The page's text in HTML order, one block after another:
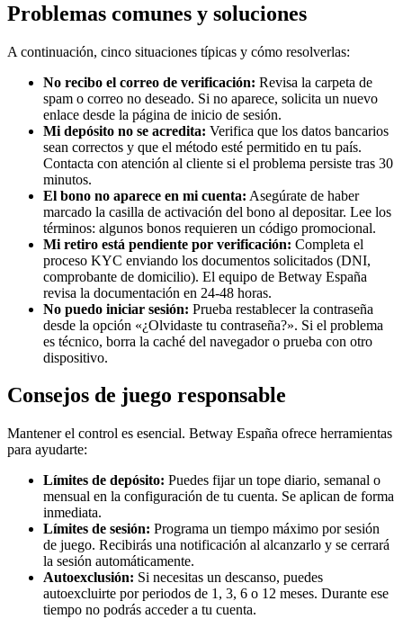
Problemas comunes y soluciones
A continuación, cinco situaciones típicas y cómo resolverlas:
No recibo el correo de verificación: Revisa la carpeta de
spam o correo no deseado. Si no aparece, solicita un nuevo
enlace desde la página de inicio de sesión.
Mi depósito no se acredita: Verifica que los datos bancarios
sean correctos y que el método esté permitido en tu país.
Contacta con atención al cliente si el problema persiste tras 30
minutos.
El bono no aparece en mi cuenta: Asegúrate de haber
marcado la casilla de activación del bono al depositar. Lee los
términos: algunos bonos requieren un código promocional.
Mi retiro está pendiente por verificación: Completa el
proceso KYC enviando los documentos solicitados (DNI,
comprobante de domicilio). El equipo de Betway España
revisa la documentación en 24-48 horas.
No puedo iniciar sesión: Prueba restablecer la contraseña
desde la opción «¿Olvidaste tu contraseña?». Si el problema
es técnico, borra la caché del navegador o prueba con otro
dispositivo.
Consejos de juego responsable
Mantener el control es esencial. Betway España ofrece herramientas
para ayudarte:
Límites de depósito: Puedes fijar un tope diario, semanal o
mensual en la configuración de tu cuenta. Se aplican de forma
inmediata.
Límites de sesión: Programa un tiempo máximo por sesión
de juego. Recibirás una notificación al alcanzarlo y se cerrará
la sesión automáticamente.
Autoexclusión: Si necesitas un descanso, puedes
autoexcluirte por periodos de 1, 3, 6 o 12 meses. Durante ese
tiempo no podrás acceder a tu cuenta.